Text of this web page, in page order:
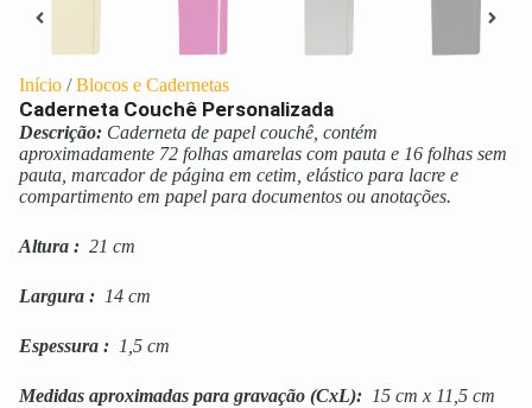
Início /Blocos e Cadernetas
Caderneta Couchê Personalizada
Descrição: Caderneta de papel couchê, contém
aproximadamente 72 folhas amarelas com pauta e 16 folhas sem
pauta, marcador de página em cetim, elástico para lacre e
compartimento em papel para documentos ou anotações.
Altura : 21 cm
Largura : 14 cm
Espessura : 1,5 cm
Medidas aproximadas para gravação (CxL): 15 cm x 11,5 cm